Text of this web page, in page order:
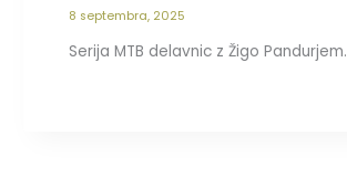
8 septembra, 2025
Serija MTB delavnic z Žigo Pandurjem.